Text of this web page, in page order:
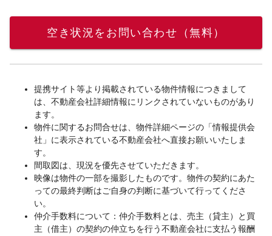
空き状況をお問い合わせ（無料）
提携サイト等より掲載されている物件情報につきまして
は、不動産会社詳細情報にリンクされていないものがあり
ます。
物件に関するお問合せは、物件詳細ページの「情報提供会
社」に表示されている不動産会社へ直接お願いいたしま
す。
間取図は、現況を優先させていただきます。
映像は物件の一部を撮影したものです。物件の契約にあた
っての最終判断はご自身の判断に基づいて行ってくださ
い。
仲介手数料について：仲介手数料とは、売主（貸主）と買
主（借主）の契約の仲立ちを行う不動産会社に支払う報酬